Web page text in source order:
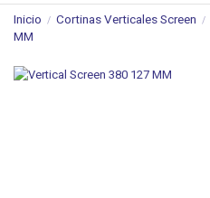
Inicio Cortinas Verticales Screen
MM